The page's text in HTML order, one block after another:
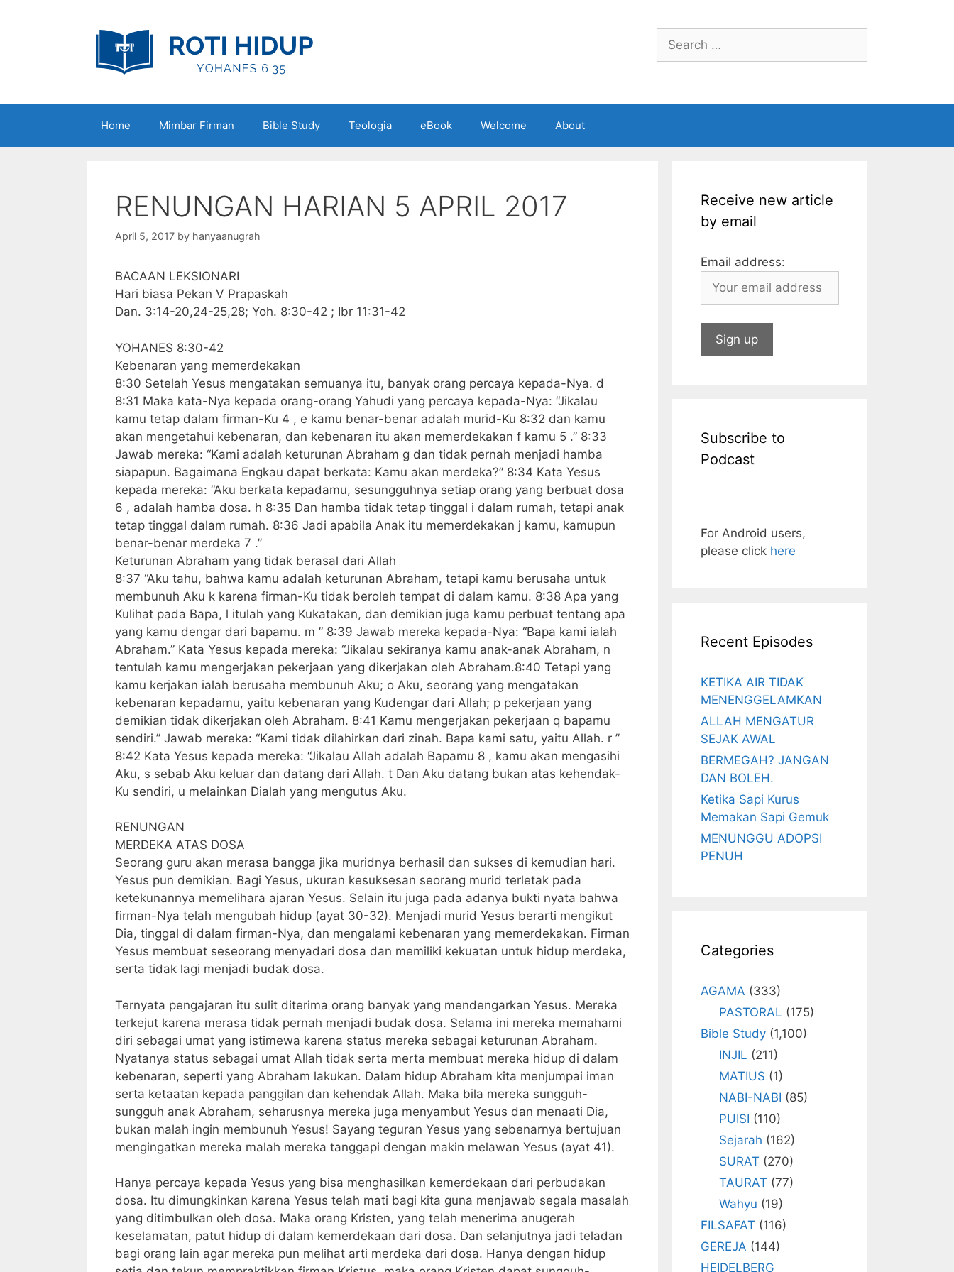
Search
for:
Home Mimbar Firman Bible Study Teologia eBook Welcome About
RENUNGAN HARIAN 5 APRIL 2017
April 5, 2017 by hanyaanugrah
BACAAN LEKSIONARI
Hari biasa Pekan V Prapaskah
Dan. 3:14-20,24-25,28; Yoh. 8:30-42 ; Ibr 11:31-42
YOHANES 8:30-42
Kebenaran yang memerdekakan
8:30 Setelah Yesus mengatakan semuanya itu, banyak orang percaya kepada-Nya. d
8:31 Maka kata-Nya kepada orang-orang Yahudi yang percaya kepada-Nya: “Jikalau
kamu tetap dalam firman-Ku 4 , e kamu benar-benar adalah murid-Ku 8:32 dan kamu
akan mengetahui kebenaran, dan kebenaran itu akan memerdekakan f kamu 5 .” 8:33
Jawab mereka: “Kami adalah keturunan Abraham g dan tidak pernah menjadi hamba
siapapun. Bagaimana Engkau dapat berkata: Kamu akan merdeka?” 8:34 Kata Yesus
kepada mereka: “Aku berkata kepadamu, sesungguhnya setiap orang yang berbuat dosa
6 , adalah hamba dosa. h 8:35 Dan hamba tidak tetap tinggal i dalam rumah, tetapi anak
tetap tinggal dalam rumah. 8:36 Jadi apabila Anak itu memerdekakan j kamu, kamupun
benar-benar merdeka 7 .”
Keturunan Abraham yang tidak berasal dari Allah
8:37 “Aku tahu, bahwa kamu adalah keturunan Abraham, tetapi kamu berusaha untuk
membunuh Aku k karena firman-Ku tidak beroleh tempat di dalam kamu. 8:38 Apa yang
Kulihat pada Bapa, l itulah yang Kukatakan, dan demikian juga kamu perbuat tentang apa
yang kamu dengar dari bapamu. m ” 8:39 Jawab mereka kepada-Nya: “Bapa kami ialah
Abraham.” Kata Yesus kepada mereka: “Jikalau sekiranya kamu anak-anak Abraham, n
tentulah kamu mengerjakan pekerjaan yang dikerjakan oleh Abraham.8:40 Tetapi yang
kamu kerjakan ialah berusaha membunuh Aku; o Aku, seorang yang mengatakan
kebenaran kepadamu, yaitu kebenaran yang Kudengar dari Allah; p pekerjaan yang
demikian tidak dikerjakan oleh Abraham. 8:41 Kamu mengerjakan pekerjaan q bapamu
sendiri.” Jawab mereka: “Kami tidak dilahirkan dari zinah. Bapa kami satu, yaitu Allah. r ”
8:42 Kata Yesus kepada mereka: “Jikalau Allah adalah Bapamu 8 , kamu akan mengasihi
Aku, s sebab Aku keluar dan datang dari Allah. t Dan Aku datang bukan atas kehendak-
Ku sendiri, u melainkan Dialah yang mengutus Aku.
RENUNGAN
MERDEKA ATAS DOSA
Seorang guru akan merasa bangga jika muridnya berhasil dan sukses di kemudian hari.
Yesus pun demikian. Bagi Yesus, ukuran kesuksesan seorang murid terletak pada
ketekunannya memelihara ajaran Yesus. Selain itu juga pada adanya bukti nyata bahwa
firman-Nya telah mengubah hidup (ayat 30-32). Menjadi murid Yesus berarti mengikut
Dia, tinggal di dalam firman-Nya, dan mengalami kebenaran yang memerdekakan. Firman
Yesus membuat seseorang menyadari dosa dan memiliki kekuatan untuk hidup merdeka,
serta tidak lagi menjadi budak dosa.
Ternyata pengajaran itu sulit diterima orang banyak yang mendengarkan Yesus. Mereka
terkejut karena merasa tidak pernah menjadi budak dosa. Selama ini mereka memahami
diri sebagai umat yang istimewa karena status mereka sebagai keturunan Abraham.
Nyatanya status sebagai umat Allah tidak serta merta membuat mereka hidup di dalam
kebenaran, seperti yang Abraham lakukan. Dalam hidup Abraham kita menjumpai iman
serta ketaatan kepada panggilan dan kehendak Allah. Maka bila mereka sungguh-
sungguh anak Abraham, seharusnya mereka juga menyambut Yesus dan menaati Dia,
bukan malah ingin membunuh Yesus! Sayang teguran Yesus yang sebenarnya bertujuan
mengingatkan mereka malah mereka tanggapi dengan makin melawan Yesus (ayat 41).
Hanya percaya kepada Yesus yang bisa menghasilkan kemerdekaan dari perbudakan
dosa. Itu dimungkinkan karena Yesus telah mati bagi kita guna menjawab segala masalah
yang ditimbulkan oleh dosa. Maka orang Kristen, yang telah menerima anugerah
keselamatan, patut hidup di dalam kemerdekaan dari dosa. Dan selanjutnya jadi teladan
bagi orang lain agar mereka pun melihat arti merdeka dari dosa. Hanya dengan hidup
Receive new article
by email
Email address:
Subscribe to
Podcast
For Android users,
please click here
Recent Episodes
KETIKA AIR TIDAK
MENENGGELAMKAN
ALLAH MENGATUR
SEJAK AWAL
BERMEGAH? JANGAN
DAN BOLEH.
Ketika Sapi Kurus
Memakan Sapi Gemuk
MENUNGGU ADOPSI
PENUH
Categories
AGAMA (333)
PASTORAL (175)
Bible Study (1,100)
INJIL (211)
MATIUS (1)
NABI-NABI (85)
PUISI (110)
Sejarah (162)
SURAT (270)
TAURAT (77)
Wahyu (19)
FILSAFAT (116)
GEREJA (144)
HEIDELBERG